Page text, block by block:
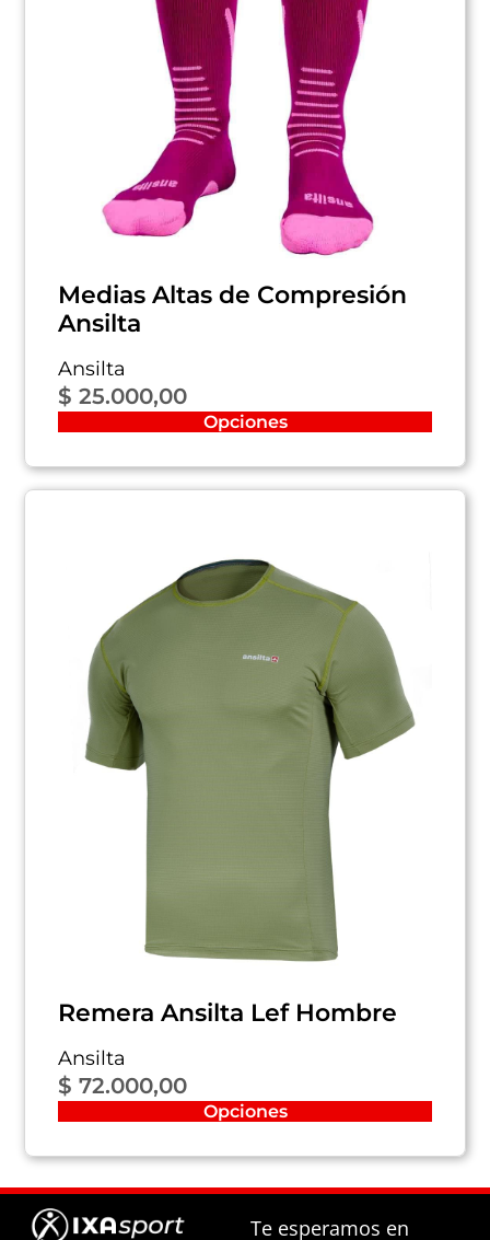
Medias Altas de Compresión
Ansilta
Ansilta
$ 25.000,00
Opciones
Remera Ansilta Lef Hombre
Ansilta
$ 72.000,00
Opciones
Te esperamos en